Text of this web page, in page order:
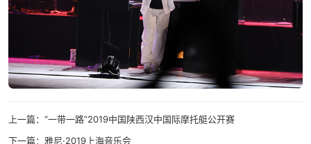
上一篇：“一带一路”2019中国陕西汉中国际摩托艇公开赛
下一篇：雅尼·2019上海音乐会